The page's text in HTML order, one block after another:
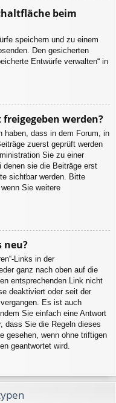
beim
speichern und zu einem
Den gesicherten
Entwürfe verwalten“ in
werden?
haben, dass in dem Forum, in
zuerst geprüft werden
Sie zu einer
denen sie die Beiträge erst
sichtbar werden. Bitte
Sie weitere
neu?
Links in der
ganz nach oben auf die
entsprechenden Link nicht
deaktiviert oder seit der
Es ist auch
Sie einfach eine Antwort
dass Sie die Regeln dieses
gesehen, wenn ohne triftigen
geantwortet wird.